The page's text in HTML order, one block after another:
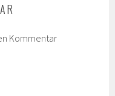
Kommentar